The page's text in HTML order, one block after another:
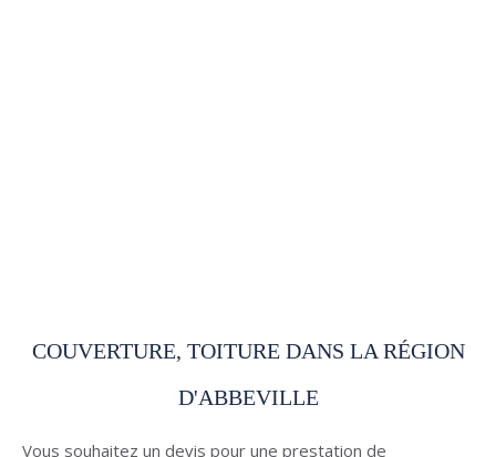
COUVERTURE, TOITURE DANS LA RÉGION
D'ABBEVILLE
Vous souhaitez un devis pour une prestation de